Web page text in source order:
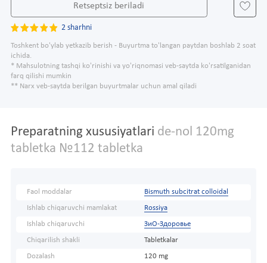
Retseptsiz beriladi
2 sharhni
Toshkent bo'ylab yetkazib berish - Buyurtma to'langan paytdan boshlab 2 soat
ichida.
* Mahsulotning tashqi ko'rinishi va yo'riqnomasi veb-saytda ko'rsatilganidan
farq qilishi mumkin
** Narx veb-saytda berilgan buyurtmalar uchun amal qiladi
Preparatning xususiyatlari de-nol 120mg
tabletka №112 tabletka
Faol moddalar Bismuth subcitrat colloidal
Ishlab chiqaruvchi mamlakat Rossiya
Ishlab chiqaruvchi ЗиО-Здоровье
Chiqarilish shakli Tabletkalar
Dozalash 120 mg